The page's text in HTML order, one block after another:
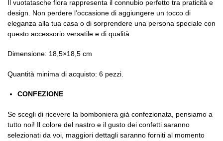
Il vuotatasche flora rappresenta il connubio perfetto tra praticità e
design. Non perdere l’occasione di aggiungere un tocco di
eleganza alla tua casa o di sorprendere una persona speciale con
questo accessorio versatile e di qualità.
Dimensione: 18,5×18,5 cm
Quantità minima di acquisto: 6 pezzi.
CONFEZIONE
Se scegli di ricevere la bomboniera già confezionata, pensiamo a
tutto noi! Il colore del nastro e il gusto dei confetti saranno
selezionati da voi, maggiori dettagli saranno forniti al momento